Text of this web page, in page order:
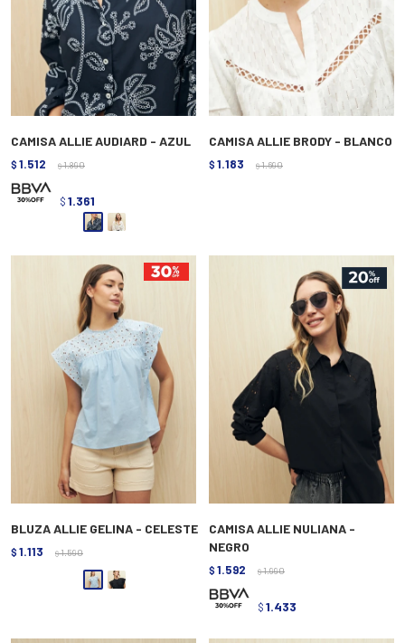
CAMISA ALLIE AUDIARD - AZUL
$ 1.512 $ 1.890
$ 1.361
CAMISA ALLIE BRODY - BLANCO
$ 1.183 $ 1.690
BLUZA ALLIE GELINA - CELESTE
$ 1.113 $ 1.590
CAMISA ALLIE NULIANA -
NEGRO
$ 1.592 $ 1.990
$ 1.433